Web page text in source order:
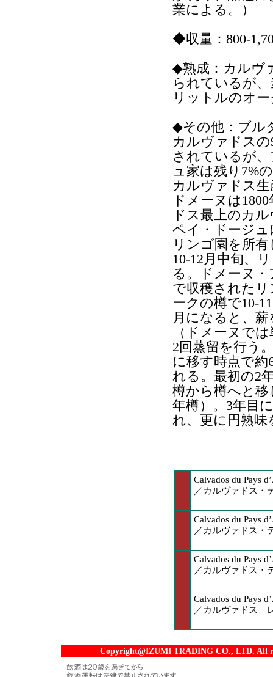
業による。）
◆収量：800-
◆熟成：カルヴ
られているが
リットルのオ
◆その他：ブル
カルヴァドス
されているが
ュ家は残り7%
カルヴァドス
ドメーヌは
ドス最上のカ
ペイ・ドージ
リンゴ園を所
10-12月中旬、
る。ドメーヌ
で収穫された
ークの樽で10-
月になると、
（ドメーヌで
2回蒸留を行う
に移す時点で約
れる。最初の2
樽から樽へと
年樽）。3年目
れ、更に円熟
Calvados du Pays
／カルヴァドス・
Calvados du Pays
／カルヴァドス・
Calvados du Pays
／カルヴァドス・
Calvados du Pays
／カルヴァドス
Copyright@IZUMI TRADING CO., LTD. All